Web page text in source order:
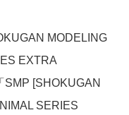
MODELING
EXTRA
[SHOKUGAN
SERIES